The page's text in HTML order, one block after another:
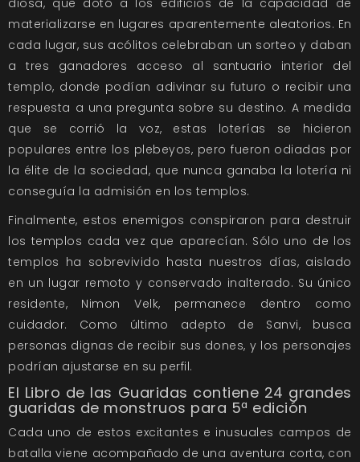
materializarse en lugares aparentemente aleatorios. En
cada lugar, sus acólitos celebraban un sorteo y daban
a tres ganadores acceso al santuario interior del
templo, donde podían adivinar su futuro o recibir una
respuesta a una pregunta sobre su destino. A medida
que se corrió la voz, estas loterías se hicieron
populares entre los plebeyos, pero fueron odiadas por
la élite de la sociedad, que nunca ganaba la lotería ni
conseguía la admisión en los templos.
Finalmente, estos enemigos conspiraron para destruir
los templos cada vez que aparecían. Sólo uno de los
templos ha sobrevivido hasta nuestros días, aislado
en un lugar remoto y conservado inalterado. Su único
residente, Nimon Velk, permanece dentro como
cuidador. Como último adepto de Sanvi, busca
personas dignas de recibir sus dones, y los personajes
podrían ajustarse en su perfil.
El Libro de las Guaridas contiene 24 grandes
guaridas de monstruos para 5ª edición
Cada uno de estos excitantes e inusuales campos de
batalla viene acompañado de una aventura corta, con